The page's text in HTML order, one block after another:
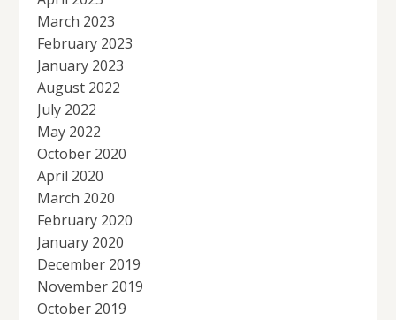
March 2023
February 2023
January 2023
August 2022
July 2022
May 2022
October 2020
April 2020
March 2020
February 2020
January 2020
December 2019
November 2019
October 2019